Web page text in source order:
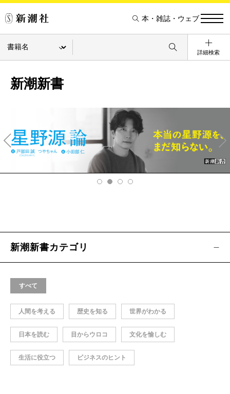
本・雑誌・ウェブ
詳細検索
新潮新書
v
Ne
xt
新潮新書カテゴリ
すべて
人間を考える 歴史を知る 世界がわかる
日本を読む 目からウロコ 文化を愉しむ
生活に役立つ ビジネスのヒント